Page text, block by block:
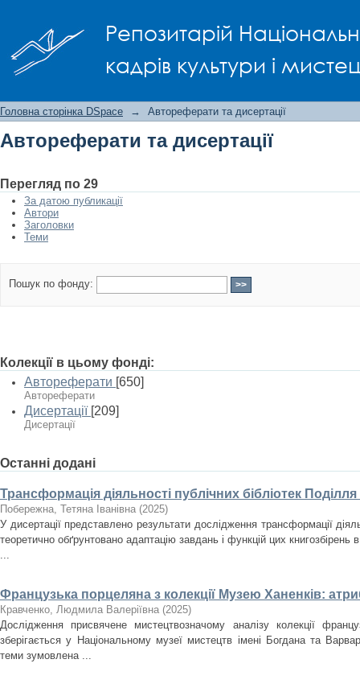
Репозитарій
кадрів культури і
Головна сторінка DSpace → Автореферати та дисертації
Автореферати та дисертації
Перегляд по 29
За датою публикації
Автори
Заголовки
Теми
Пошук по фонду:
Колекції в цьому фонді:
Автореферати [650]
Автореферати
Дисертації [209]
Дисертації
Останні додані
Трансформація діяльності публічних бібліотек
Побережна, Тетяна Іванівна (2025)
У дисертації представлено результати дослідження трансформації
теоретично обґрунтовано адаптацію завдань і функцій цих книгозбірень
...
Французька порцеляна з колекції Музею Ханенків:
Кравченко, Людмила Валеріївна (2025)
Дослідження присвячене мистецтвозначому аналізу колекції
зберігається у Національному музеї мистецтв імені Богдана та
теми зумовлена ...